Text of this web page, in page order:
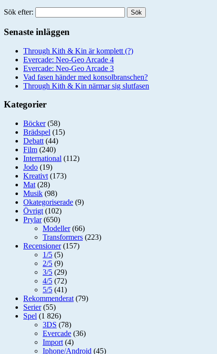
Sök efter:
Senaste inläggen
Through Kith & Kin är komplett (?)
Evercade: Neo-Geo Arcade 4
Evercade: Neo-Geo Arcade 3
Vad fasen händer med konsolbranschen?
Through Kith & Kin närmar sig slutfasen
Kategorier
Böcker(58)
Brädspel (15)
Debatt (44)
Film (240)
International (112)
Jodo (19)
Kreativt (173)
Mat (28)
Musik (98)
Okategoriserade (9)
Övrigt (102)
Prylar(650)
Modeller(66)
Transformers (223)
Recensioner(157)
1/5 (5)
2/5 (9)
3/5 (29)
4/5 (72)
5/5 (41)
Rekommenderat (79)
Serier(55)
Spel (1 826)
3DS (78)
Evercade (36)
Import (4)
Iphone/Android (45)